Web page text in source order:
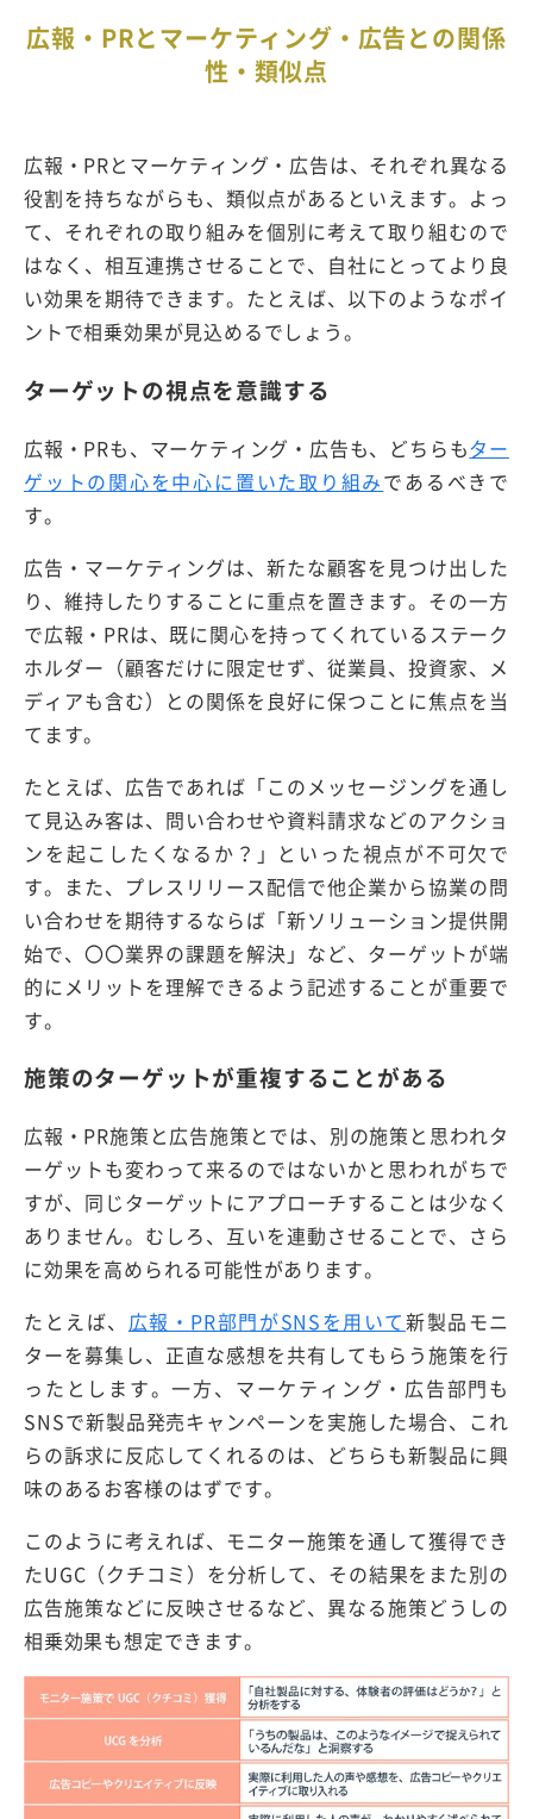
広報・PRとマーケティング・広告との関係
性・類似点
広報・PRとマーケティング・広告は、それぞれ異なる
役割を持ちながらも、類似点があるといえます。よっ
て、それぞれの取り組みを個別に考えて取り組むので
はなく、相互連携させることで、自社にとってより良
い効果を期待できます。たとえば、以下のようなポイ
ントで相乗効果が見込めるでしょう。
ターゲットの視点を意識する
広報・PRも、マーケティング・広告も、どちらもター
ゲットの関心を中心に置いた取り組みであるべきで
す。
広告・マーケティングは、新たな顧客を見つけ出した
り、維持したりすることに重点を置きます。その一方
で広報・PRは、既に関心を持ってくれているステーク
ホルダー（顧客だけに限定せず、従業員、投資家、メ
ディアも含む）との関係を良好に保つことに焦点を当
てます。
たとえば、広告であれば「このメッセージングを通し
て見込み客は、問い合わせや資料請求などのアクショ
ンを起こしたくなるか？」といった視点が不可欠で
す。また、プレスリリース配信で他企業から協業の問
い合わせを期待するならば「新ソリューション提供開
始で、〇〇業界の課題を解決」など、ターゲットが端
的にメリットを理解できるよう記述することが重要で
す。
施策のターゲットが重複することがある
広報・PR施策と広告施策とでは、別の施策と思われタ
ーゲットも変わって来るのではないかと思われがちで
すが、同じターゲットにアプローチすることは少なく
ありません。むしろ、互いを連動させることで、さら
に効果を高められる可能性があります。
たとえば、 広報・PR部門がSNSを用いて新製品モニ
ターを募集し、正直な感想を共有してもらう施策を行
ったとします。一方、マーケティング・広告部門も
SNSで新製品発売キャンペーンを実施した場合、これ
らの訴求に反応してくれるのは、どちらも新製品に興
味のあるお客様のはずです。
このように考えれば、モニター施策を通して獲得でき
たUGC（クチコミ）を分析して、その結果をまた別の
広告施策などに反映させるなど、異なる施策どうしの
相乗効果も想定できます。